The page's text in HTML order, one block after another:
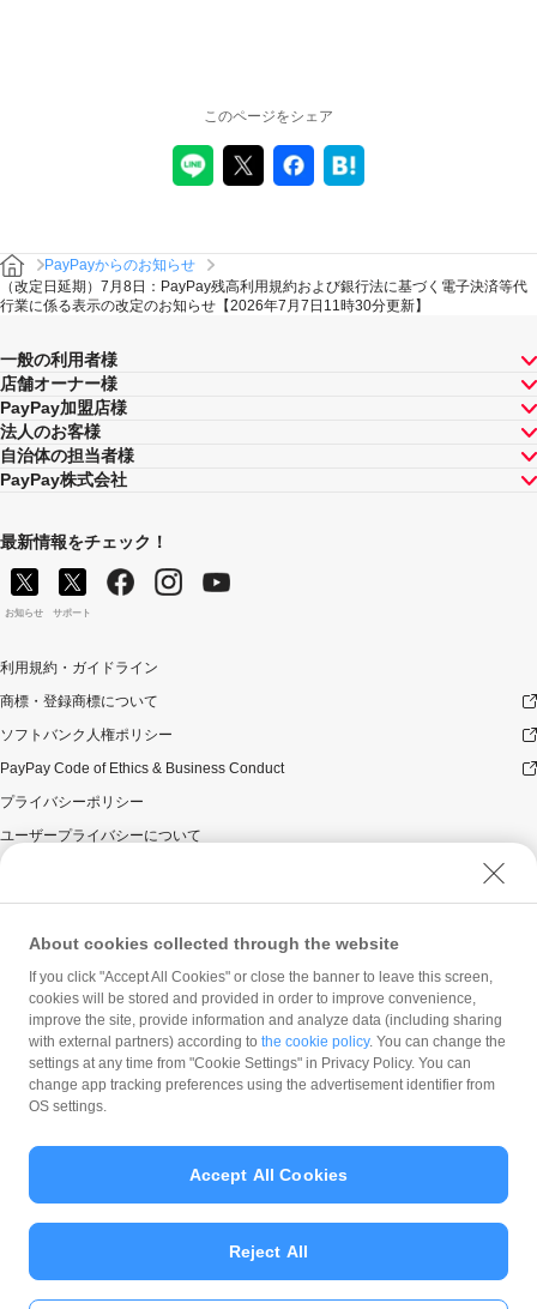
このページをシェア
PayPayからのお知らせ
（改定日延期）7月8日：PayPay残高利用規約および銀行法に基づく電子決済等代
行業に係る表示の改定のお知らせ【2026年7月7日11時30分更新】
一般の利用者様
店舗オーナー様
PayPay加盟店様
法人のお客様
自治体の担当者様
PayPay株式会社
最新情報をチェック！
お知らせ サポート
利用規約・ガイドライン
商標・登録商標について
ソフトバンク人権ポリシー
PayPay Code of Ethics & Business Conduct
プライバシーポリシー
ユーザープライバシーについて
ウェブサイト利用規約
反社会的勢力に対する方針
勧誘方針
マネロン等基本方針
カスタマーハラスメントに関する当社の考え方
© PayPay Corporation
About cookies collected through the website
If you click "Accept All Cookies" or close the banner to leave this screen,
cookies will be stored and provided in order to improve convenience,
improve the site, provide information and analyze data (including sharing
with external partners) according to the cookie policy. You can change the
settings at any time from "Cookie Settings" in Privacy Policy. You can
change app tracking preferences using the advertisement identifier from
OS settings.
Reject All
Accept All Cookies